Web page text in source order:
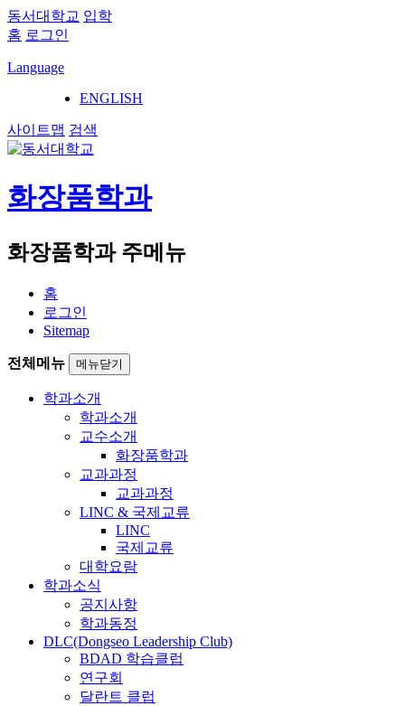
동서대학교 입학
홈 로그인
Language
ENGLISH
사이트맵 검색
화장품학과
화장품학과 주메뉴
홈
로그인
Sitemap
전체메뉴 메뉴닫기
학과소개
학과소개
교수소개
화장품학과
교과과정
교과과정
LINC & 국제교류
LINC
국제교류
대학요람
학과소식
공지사항
학과동정
DLC(Dongseo Leadership Club)
BDAD 학습클럽
연구회
달란트 클럽